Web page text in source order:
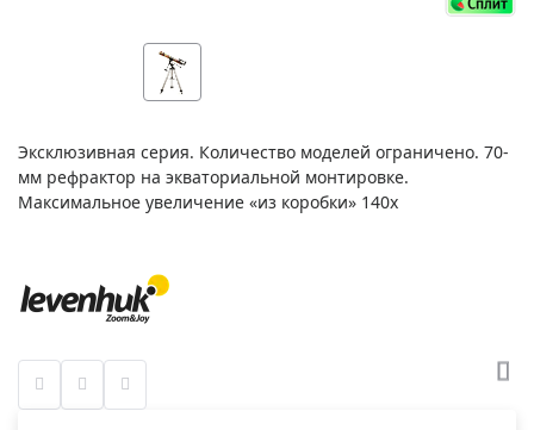
Эксклюзивная серия. Количество моделей ограничено. 70-
мм рефрактор на экваториальной монтировке.
Максимальное увеличение «из коробки» 140x